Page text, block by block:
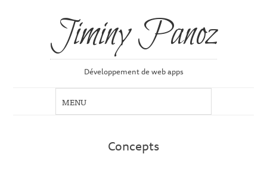
Jiminy Panoz
Développement de web apps
Concepts